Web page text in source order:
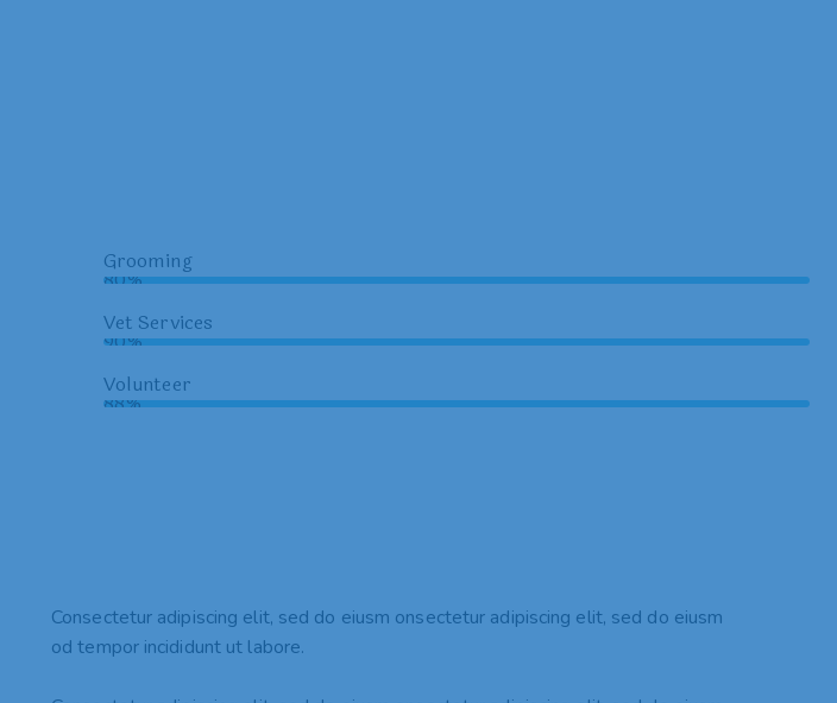
Grooming
80%
Vet Services
90%
Volunteer
88%
Consectetur adipiscing elit, sed do eiusm onsectetur adipiscing elit, sed do eiusm
od tempor incididunt ut labore.